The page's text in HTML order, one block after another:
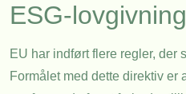
ESG-
EU har indført flere regler, der
Formålet med dette direktiv